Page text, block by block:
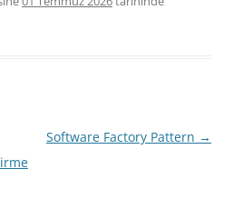
Software Factory Pattern →